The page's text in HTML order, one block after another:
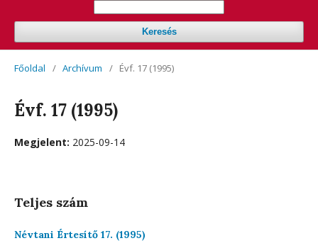
Keresés
Főoldal / Archívum / Évf. 17 (1995)
Évf. 17 (1995)
Megjelent: 2025-09-14
Teljes szám
Névtani Értesítő 17. (1995)